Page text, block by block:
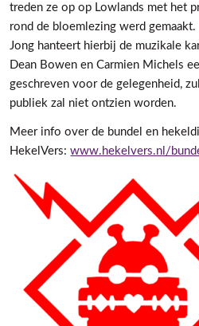
treden ze op op Lowlands met het
rond de bloemlezing werd
Jong hanteert hierbij de muzikale
Dean Bowen en Carmien Michels
geschreven voor de gelegenheid,
publiek zal niet ontzien worden.
Meer info over de bundel en
HekelVers:www.hekelvers.nl/